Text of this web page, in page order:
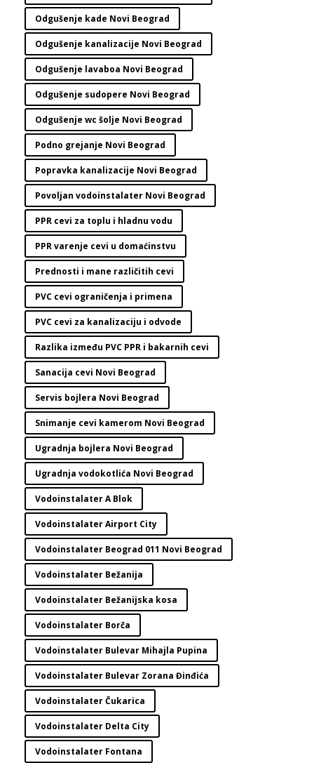
Odgušenje kade Novi Beograd
Odgušenje kanalizacije Novi Beograd
Odgušenje lavaboa Novi Beograd
Odgušenje sudopere Novi Beograd
Odgušenje wc šolje Novi Beograd
Podno grejanje Novi Beograd
Popravka kanalizacije Novi Beograd
Povoljan vodoinstalater Novi Beograd
PPR cevi za toplu i hladnu vodu
PPR varenje cevi u domaćinstvu
Prednosti i mane različitih cevi
PVC cevi ograničenja i primena
PVC cevi za kanalizaciju i odvode
Razlika između PVC PPR i bakarnih cevi
Sanacija cevi Novi Beograd
Servis bojlera Novi Beograd
Snimanje cevi kamerom Novi Beograd
Ugradnja bojlera Novi Beograd
Ugradnja vodokotlića Novi Beograd
Vodoinstalater A Blok
Vodoinstalater Airport City
Vodoinstalater Beograd 011 Novi Beograd
Vodoinstalater Bežanija
Vodoinstalater Bežanijska kosa
Vodoinstalater Borča
Vodoinstalater Bulevar Mihajla Pupina
Vodoinstalater Bulevar Zorana Đinđića
Vodoinstalater Čukarica
Vodoinstalater Delta City
Vodoinstalater Fontana